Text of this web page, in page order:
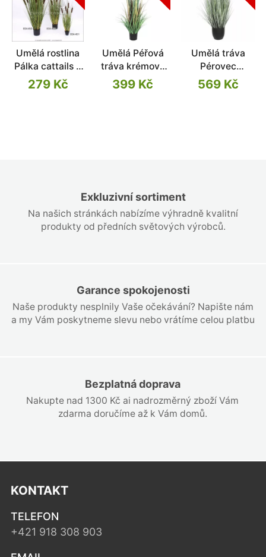
Exkluzivní sortiment
Na našich stránkách nabízíme výhradně kvalitní
produkty od předních světových výrobců.
Garance spokojenosti
Naše produkty nesplnily Vaše očekávání? Napište nám
a my Vám poskytneme slevu nebo vrátíme celou platbu
Bezplatná doprava
Nakupte nad 1300 Kč ai nadrozměrný zboží Vám
zdarma doručíme až k Vám domů.
Umělá rostlina
Pálka cattails v
květináči 90 cm
279 Kč
Umělá Péřová
tráva krémová
120 cm
399 Kč
Umělá tráva
Pérovec
pejskatý růžový
105 cm
569 Kč
KONTAKT
TELEFON
+421 918 308 903